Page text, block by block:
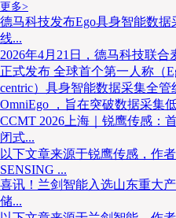
同时，电商业务“退货订单
生的直客业务收入增长
2026年初，顺丰突然宣布
神经，但随着顺丰与抖音
伴随着涨价，也为2026年
以
据顺丰控股2025年3季度
更多>
德马科技发布Ego具身智能数据
线...
2026年4月21日，德马科技联合
正式发布 全球首个第一人称（
centric）具身智能数据采集全管
OmniEgo ，旨在突破数据采集
CCMT 2026上海｜锐鹰传感：
闭式...
以下文章来源于锐鹰传感，作
SENSING ...
喜讯！兰剑智能入选山东重大
储...